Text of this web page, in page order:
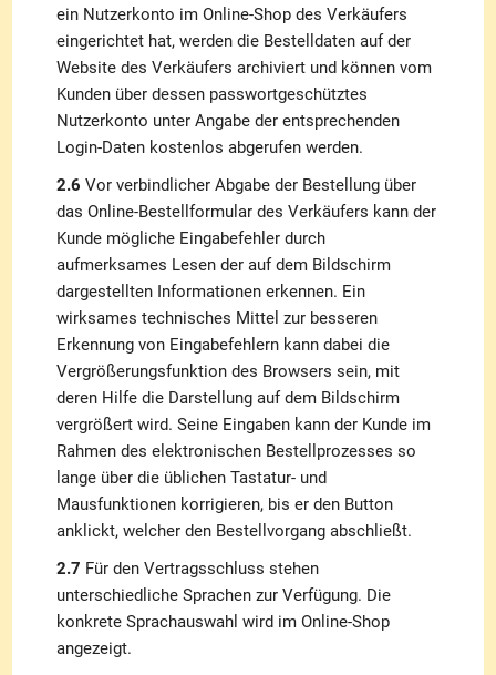
ein Nutzerkonto im Online-Shop des Verkäufers
eingerichtet hat, werden die Bestelldaten auf der
Website des Verkäufers archiviert und können vom
Kunden über dessen passwortgeschütztes
Nutzerkonto unter Angabe der entsprechenden
Login-Daten kostenlos abgerufen werden.
2.6 Vor verbindlicher Abgabe der Bestellung über
das Online-Bestellformular des Verkäufers kann der
Kunde mögliche Eingabefehler durch
aufmerksames Lesen der auf dem Bildschirm
dargestellten Informationen erkennen. Ein
wirksames technisches Mittel zur besseren
Erkennung von Eingabefehlern kann dabei die
Vergrößerungsfunktion des Browsers sein, mit
deren Hilfe die Darstellung auf dem Bildschirm
vergrößert wird. Seine Eingaben kann der Kunde im
Rahmen des elektronischen Bestellprozesses so
lange über die üblichen Tastatur- und
Mausfunktionen korrigieren, bis er den Button
anklickt, welcher den Bestellvorgang abschließt.
2.7 Für den Vertragsschluss stehen
unterschiedliche Sprachen zur Verfügung. Die
konkrete Sprachauswahl wird im Online-Shop
angezeigt.